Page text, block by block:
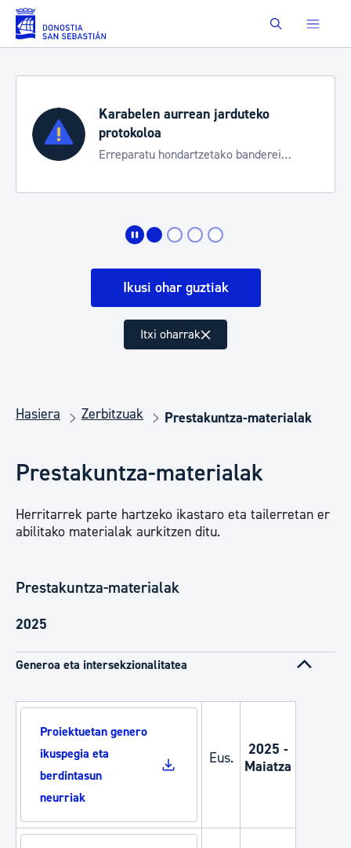
Eduki nagusira joan Buscar
Karabelen aurrean jarduteko
protokoloa
Erreparatu hondartzetako banderei
Ikusi ohar guztiak
Itxi oharrak
Hasiera Zerbitzuak Prestakuntza-materialak
Prestakuntza-materialak
Herritarrek parte hartzeko ikastaro eta tailerretan er
abilitako materialak aurkitzen ditu.
Prestakuntza-materialak
2025
Generoa eta intersekzionalitatea
Proiektuetan genero
ikuspegia eta
berdintasun
neurriak
Eus.
2025 -
Maiatza